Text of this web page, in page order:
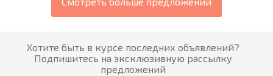
Хотите быть в курсе последних объявлений?
Подпишитесь на эксклюзивную рассылку
предложений